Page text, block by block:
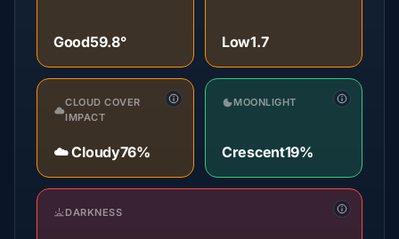
Good59.8° Low1.7
CLOUD COVER
IMPACT
☁️ Cloudy76%
MOONLIGHT
Crescent19%
DARKNESS